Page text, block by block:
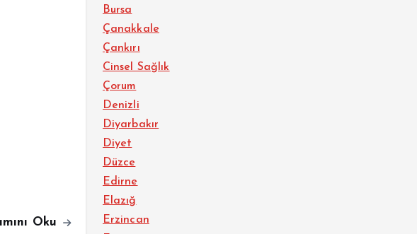
Oku
Bursa
Çanakkale
Çankırı
Cinsel Sağlık
Çorum
Denizli
Diyarbakır
Diyet
Düzce
Edirne
Elazığ
Erzincan